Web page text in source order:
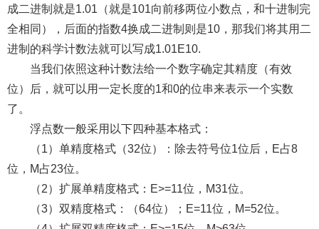
成二进制就是1.01（就是101向前移两位小数点，和十进制完
全相同），后面的指数4换成二进制则是10，那我们将其用二
进制的科学计数法就可以写成1.01E10.
当我们依照这种计数法给一个数字确定其精度（有效
位）后，就可以用一定长度的1和0的位串来表示一个实数
了。
浮点数一般采用以下四种基本格式：
（1）单精度格式（32位）：除去符号位1位后，E占8
位，M占23位。
（2）扩展单精度格式：E>=11位，M31位。
（3）双精度格式：（64位）；E=11位，M=52位。